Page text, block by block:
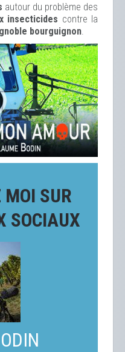
autour du problème des
insecticides contre la
bourguignon
MOI SUR
SOCIAUX